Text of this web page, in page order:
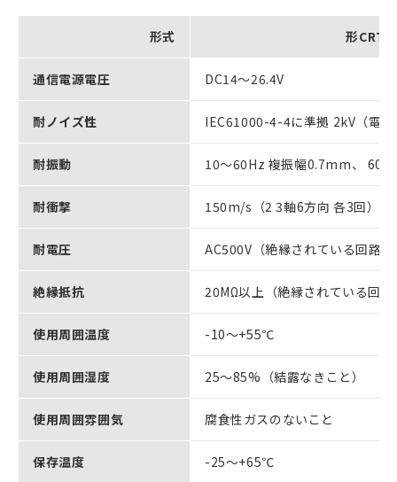
形式 形
通信電源電圧 DC14～26.4V
耐ノイズ性 IEC61000-4-4に準拠 2kV（電
耐振動 10～60Hz 複振幅0.7mm、 60
耐衝撃 150m/s（2 3軸6方向 各3回）
耐電圧 AC500V（絶縁されている回路
絶縁抵抗 20MΩ以上（絶縁されている回
使用周囲温度 -10～+55℃
使用周囲湿度 25～85%（結露なきこと）
使用周囲雰囲気 腐食性ガスのないこと
保存温度 -25～+65℃